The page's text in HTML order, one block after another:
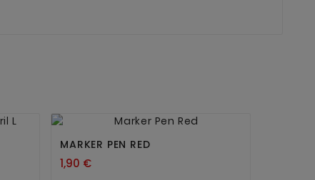
 
MARKER PEN RED
1,90 €